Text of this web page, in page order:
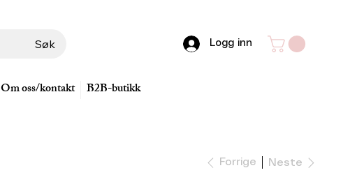
Søk
Om oss/kontakt B2B-butikk
Logg inn
Forrige Neste